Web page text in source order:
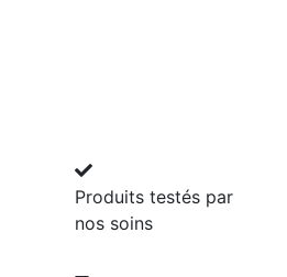
Produits testés par
nos soins